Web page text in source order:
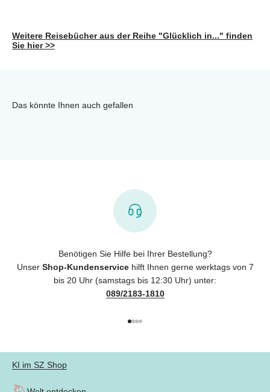
Weitere Reisebücher aus der Reihe "Glücklich in..." finden
Sie hier >>
Das könnte Ihnen auch gefallen
Benötigen Sie Hilfe bei Ihrer Bestellung?
Unser Shop-Kundenservicehilft Ihnen gerne werktags von 7
bis 20 Uhr (samstags bis 12:30 Uhr) unter:
089/2183-1810
KI im SZ Shop